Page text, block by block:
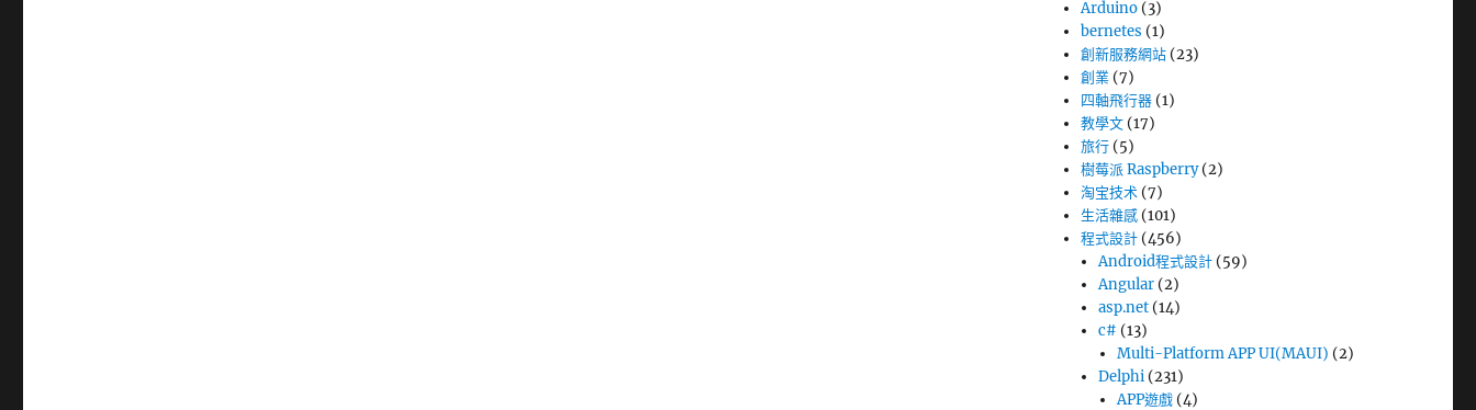
Arduino (3)
bernetes (1)
創新服務網站 (23)
創業 (7)
四軸飛行器 (1)
教學文 (17)
旅行 (5)
樹莓派 Raspberry(2)
淘宝技术 (7)
生活雜感 (101)
程式設計 (456)
Android程式設計 (59)
Angular (2)
asp.net (14)
c# (13)
Multi-Platform APP UI(MAUI) (2)
Delphi (231)
APP遊戲(4)